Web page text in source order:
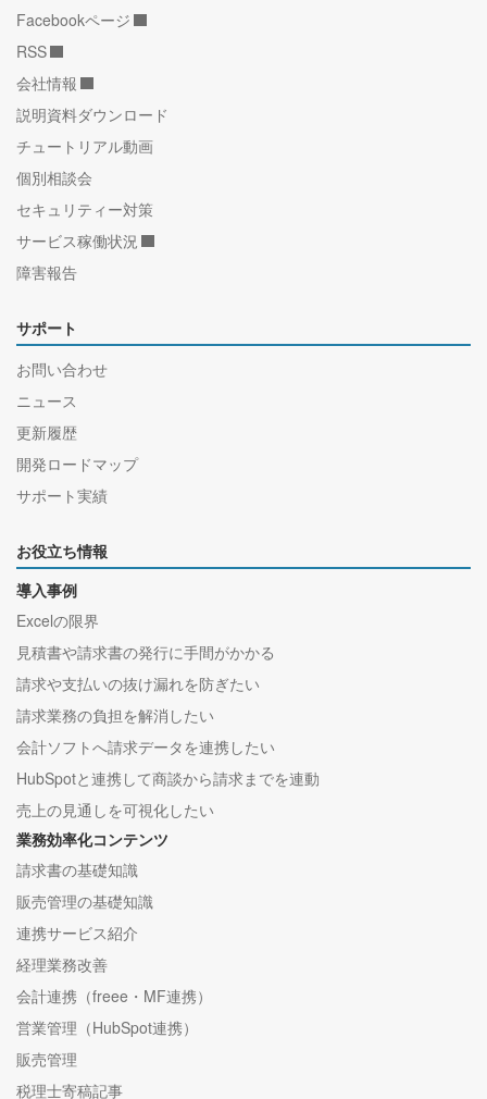
Facebookページ
RSS
会社情報
説明資料ダウンロード
チュートリアル動画
個別相談会
セキュリティー対策
サービス稼働状況
障害報告
サポート
お問い合わせ
ニュース
更新履歴
開発ロードマップ
サポート実績
お役立ち情報
導入事例
Excelの限界
見積書や請求書の発行に手間がかかる
請求や支払いの抜け漏れを防ぎたい
請求業務の負担を解消したい
会計ソフトへ請求データを連携したい
HubSpotと連携して商談から請求までを連動
売上の見通しを可視化したい
業務効率化コンテンツ
請求書の基礎知識
販売管理の基礎知識
連携サービス紹介
経理業務改善
会計連携（freee・MF連携）
営業管理（HubSpot連携）
販売管理
税理士寄稿記事